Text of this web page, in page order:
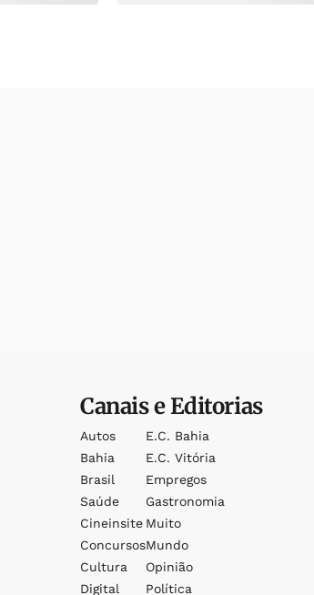
Canais e Editorias
Autos
Bahia
Brasil
Saúde
Cineinsite
Concursos
Cultura
Digital
E.c. Bahia
E.c. Vitória
Empregos
Gastronomia
Muito
Mundo
Opinião
Política